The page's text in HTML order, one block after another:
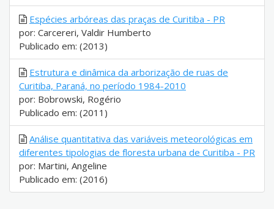
Espécies arbóreas das praças de Curitiba - PR
por: Carcereri, Valdir Humberto
Publicado em: (2013)
Estrutura e dinâmica da arborização de ruas de
Curitiba, Paraná, no período 1984-2010
por: Bobrowski, Rogério
Publicado em: (2011)
Análise quantitativa das variáveis meteorológicas em
diferentes tipologias de floresta urbana de Curitiba - PR
por: Martini, Angeline
Publicado em: (2016)